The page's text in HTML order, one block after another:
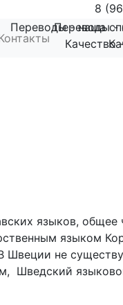
8
Переводы - наша
Качество
Переводы -
языков, общее
языком
Швеции не
Шведский